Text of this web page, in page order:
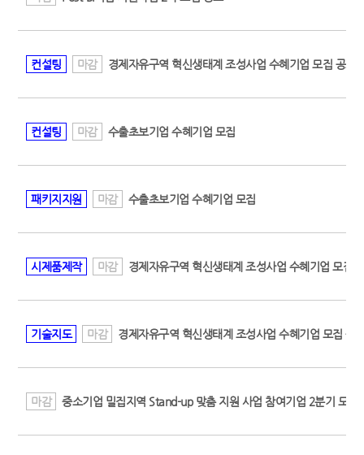
컨설팅 마감 경제자유구역 혁신생태계 조성사업 수혜기업 모집 공고
컨설팅 마감 수출초보기업 수혜기업 모집
패키지지원 마감 수출초보기업 수혜기업 모집
시제품제작 마감 경제자유구역 혁신생태계 조성사업 수혜기업 모집
기술지도 마감 경제자유구역 혁신생태계 조성사업 수혜기업 모집 공
마감 중소기업 밀집지역 Stand-up 맞춤 지원 사업 참여기업 2분기 모집